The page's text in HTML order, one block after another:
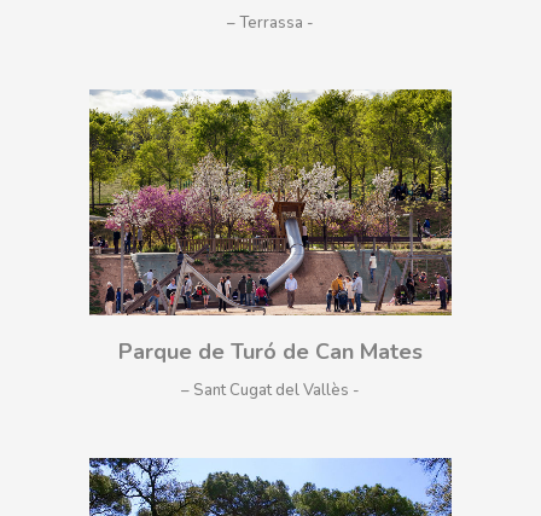
– Terrassa
Parque de Turó de Can Mates
– Sant Cugat del Vallès